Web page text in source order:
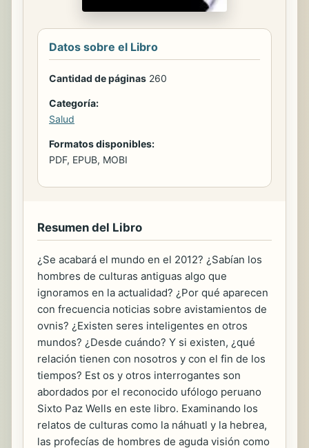
Datos sobre el Libro
Cantidad de páginas 260
Categoría:
Salud
Formatos disponibles:
PDF, EPUB, MOBI
Resumen del Libro
¿Se acabará el mundo en el 2012? ¿Sabían los
hombres de culturas antiguas algo que
ignoramos en la actualidad? ¿Por qué aparecen
con frecuencia noticias sobre avistamientos de
ovnis? ¿Existen seres inteligentes en otros
mundos? ¿Desde cuándo? Y si existen, ¿qué
relación tienen con nosotros y con el fin de los
tiempos? Est os y otros interrogantes son
abordados por el reconocido ufólogo peruano
Sixto Paz Wells en este libro. Examinando los
relatos de culturas como la náhuatl y la hebrea,
las profecías de hombres de aguda visión como